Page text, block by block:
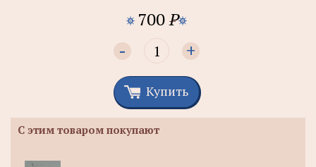
700P
- +
Купить
С этим товаром покупают